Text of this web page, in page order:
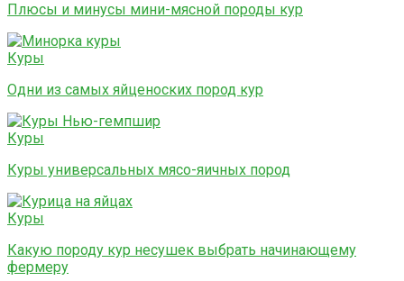
Плюсы и минусы мини-мясной породы кур
Куры
Одни из самых яйценоских пород кур
Куры
Куры универсальных мясо-яичных пород
Куры
Какую породу кур несушек выбрать начинающему
фермеру